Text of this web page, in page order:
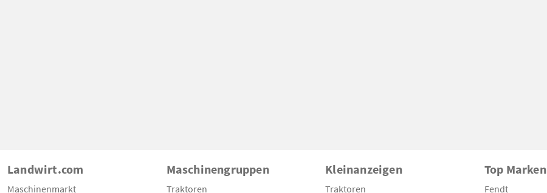
Landwirt.com
Maschinenmarkt
Maschinengruppen
Traktoren
Kleinanzeigen
Traktoren
Top Marken
Fendt